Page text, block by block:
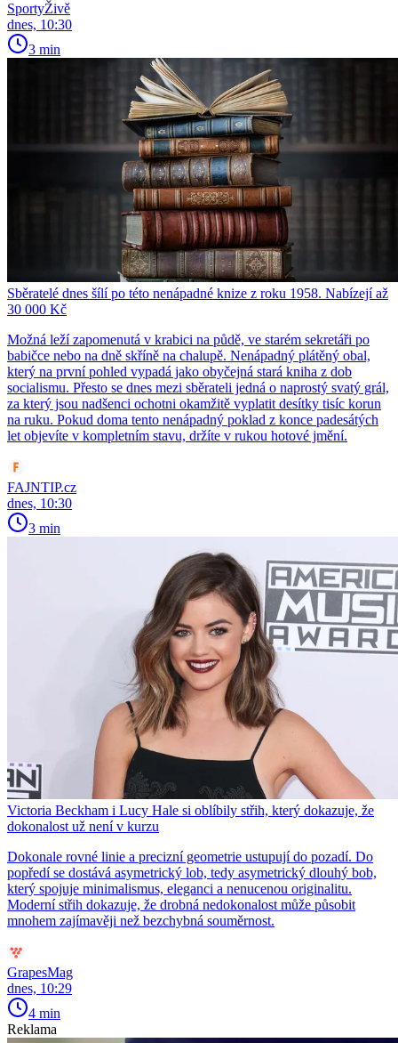
SportyŽivě
dnes, 10:30
3 min
Sběratelé dnes šílí po této nenápadné knize z roku 1958. Nabízejí až
30 000 Kč
Možná leží zapomenutá v krabici na půdě, ve starém sekretáři po
babičce nebo na dně skříně na chalupě. Nenápadný plátěný obal,
který na první pohled vypadá jako obyčejná stará kniha z dob
socialismu. Přesto se dnes mezi sběrateli jedná o naprostý svatý grál,
za který jsou nadšenci ochotni okamžitě vyplatit desítky tisíc korun
na ruku. Pokud doma tento nenápadný poklad z konce padesátých
let objevíte v kompletním stavu, držíte v rukou hotové jmění.
FAJNTIP.cz
dnes, 10:30
3 min
Victoria Beckham i Lucy Hale si oblíbily střih, který dokazuje, že
dokonalost už není v kurzu
Dokonale rovné linie a precizní geometrie ustupují do pozadí. Do
popředí se dostává asymetrický lob, tedy asymetrický dlouhý bob,
který spojuje minimalismus, eleganci a nenucenou originalitu.
Moderní střih dokazuje, že drobná nedokonalost může působit
mnohem zajímavěji než bezchybná souměrnost.
GrapesMag
dnes, 10:29
4 min
Reklama